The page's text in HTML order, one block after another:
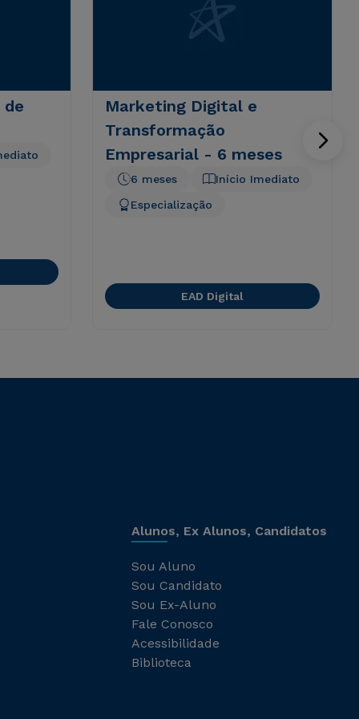
Marketing Digital e
Transformação
Empresarial - 6 meses
Início Imediato
6 meses
Especialização
EAD Digital
Alunos, Ex Alunos, Candidatos
Sou Aluno
Sou Candidato
Sou Ex-Aluno
Fale Conosco
Acessibilidade
Biblioteca